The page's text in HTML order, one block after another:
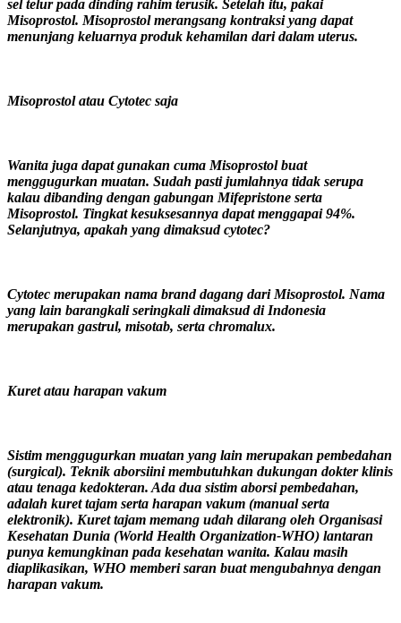
sel telur pada dinding rahim terusik. Setelah itu, pakai
Misoprostol. Misoprostol merangsang kontraksi yang dapat
menunjang keluarnya produk kehamilan dari dalam uterus.
Misoprostol atau Cytotec saja
Wanita juga dapat gunakan cuma Misoprostol buat
menggugurkan muatan. Sudah pasti jumlahnya tidak serupa
kalau dibanding dengan gabungan Mifepristone serta
Misoprostol. Tingkat kesuksesannya dapat menggapai 94%.
Selanjutnya, apakah yang dimaksud cytotec?
Cytotec merupakan nama brand dagang dari Misoprostol. Nama
yang lain barangkali seringkali dimaksud di Indonesia
merupakan gastrul, misotab, serta chromalux.
Kuret atau harapan vakum
Sistim menggugurkan muatan yang lain merupakan pembedahan
(surgical). Teknik aborsiini membutuhkan dukungan dokter klinis
atau tenaga kedokteran. Ada dua sistim aborsi pembedahan,
adalah kuret tajam serta harapan vakum (manual serta
elektronik). Kuret tajam memang udah dilarang oleh Organisasi
Kesehatan Dunia (World Health Organization-WHO) lantaran
punya kemungkinan pada kesehatan wanita. Kalau masih
diaplikasikan, WHO memberi saran buat mengubahnya dengan
harapan vakum.